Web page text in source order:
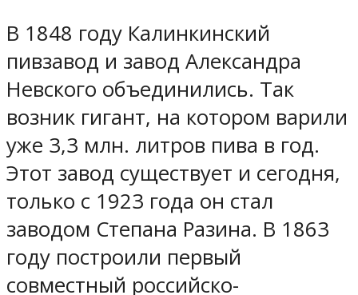
В 1848 году Калинкинский
пивзавод и завод Александра
Невского объединились. Так
возник гигант, на котором варили
уже 3,3 млн. литров пива в год.
Этот завод существует и сегодня,
только с 1923 года он стал
заводом Степана Разина. В 1863
году построили первый
совместный российско-